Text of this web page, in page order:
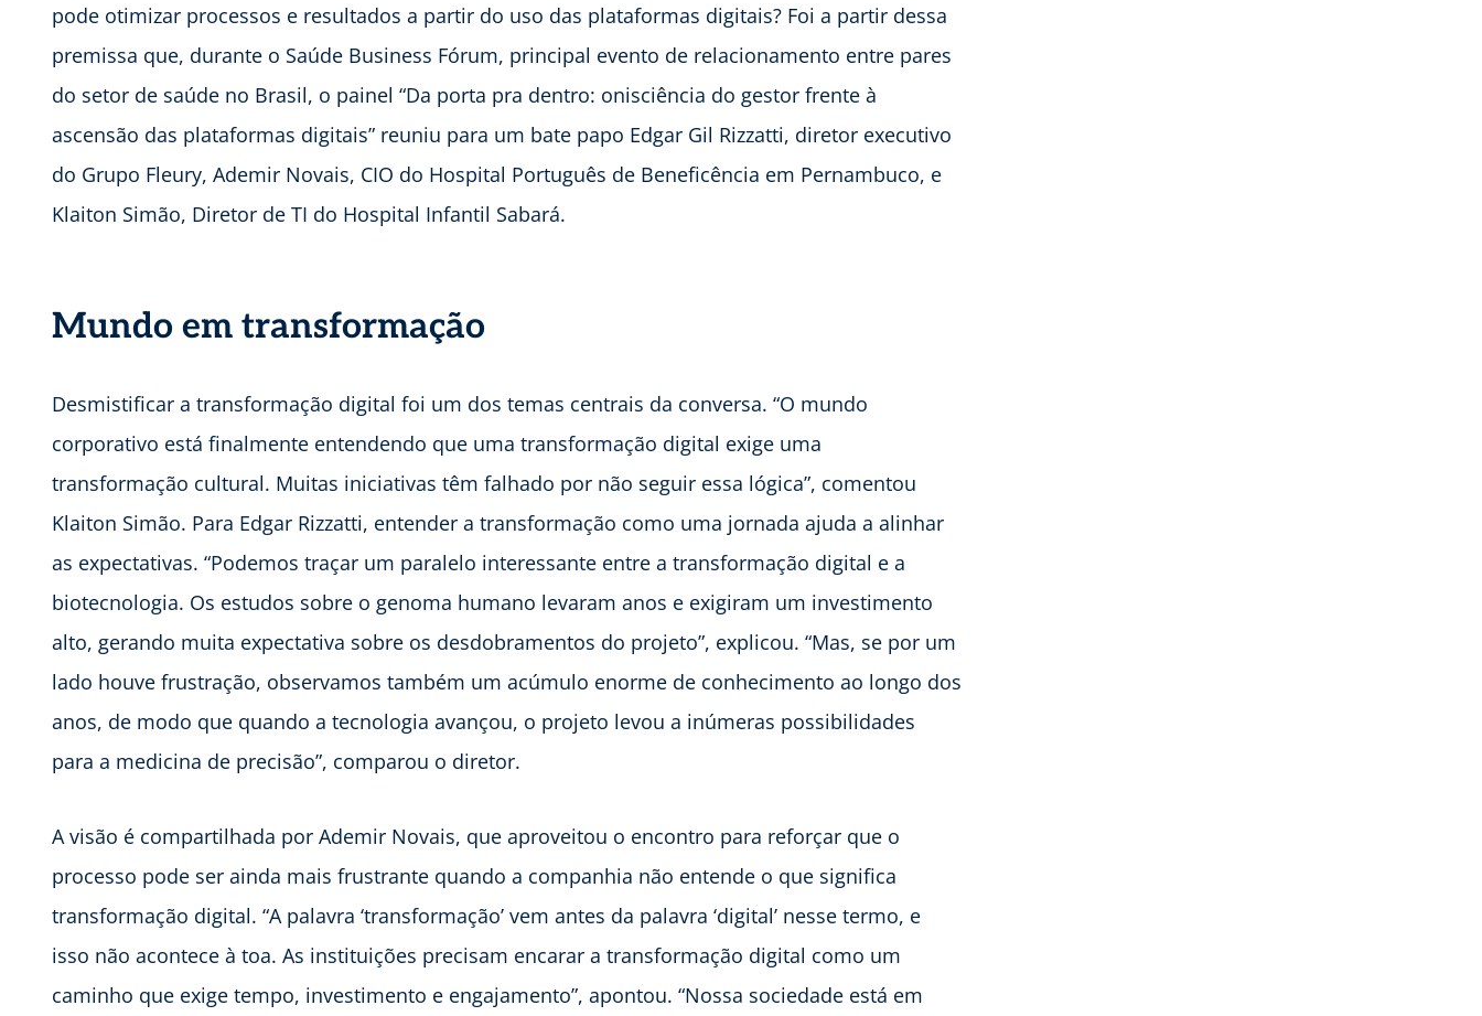
pode otimizar processos e resultados a partir do uso das plataformas digitais? Foi a partir dessa
premissa que, durante o Saúde Business Fórum, principal evento de relacionamento entre pares
do setor de saúde no Brasil, o painel “Da porta pra dentro: onisciência do gestor frente à
ascensão das plataformas digitais” reuniu para um bate papo Edgar Gil Rizzatti, diretor executivo
do Grupo Fleury, Ademir Novais, CIO do Hospital Português de Beneficência em Pernambuco, e
Klaiton Simão, Diretor de TI do Hospital Infantil Sabará.
Mundo em transformação
Desmistificar a transformação digital foi um dos temas centrais da conversa. “O mundo
corporativo está finalmente entendendo que uma transformação digital exige uma
transformação cultural. Muitas iniciativas têm falhado por não seguir essa lógica”, comentou
Klaiton Simão. Para Edgar Rizzatti, entender a transformação como uma jornada ajuda a alinhar
as expectativas. “Podemos traçar um paralelo interessante entre a transformação digital e a
biotecnologia. Os estudos sobre o genoma humano levaram anos e exigiram um investimento
alto, gerando muita expectativa sobre os desdobramentos do projeto”, explicou. “Mas, se por um
lado houve frustração, observamos também um acúmulo enorme de conhecimento ao longo dos
anos, de modo que quando a tecnologia avançou, o projeto levou a inúmeras possibilidades
para a medicina de precisão”, comparou o diretor.
A visão é compartilhada por Ademir Novais, que aproveitou o encontro para reforçar que o
processo pode ser ainda mais frustrante quando a companhia não entende o que significa
transformação digital. “A palavra ‘transformação’ vem antes da palavra ‘digital’ nesse termo, e
isso não acontece à toa. As instituições precisam encarar a transformação digital como um
caminho que exige tempo, investimento e engajamento”, apontou. “Nossa sociedade está em